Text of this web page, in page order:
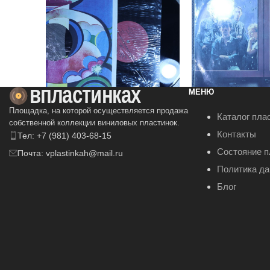
Тич-Ин – Вокально-
Инструментальный
Ансамбль «Тич-Ин»
150₽
Диалог – Ночной
350₽
В КОРЗИНУ
Площадка, на которой осуществляется продажа
собственной коллекции виниловых пластинок.
Тел: +7 (981) 403-68-15
Почта: vplastinkah@mail.ru
МЕНЮ
Каталог
Контакты
Состояние
Политика
Блог